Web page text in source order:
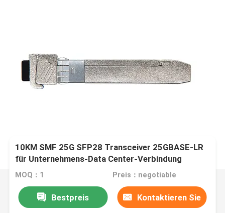
10KM SMF 25G SFP28 Transceiver 25GBASE-LR
für Unternehmens-Data Center-Verbindung
MOQ：1 Preis：negotiable
Bestpreis Kontaktieren Sie